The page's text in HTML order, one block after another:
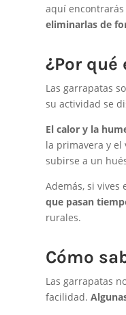
aquí
eliminarlas de
¿Por
Las garrapatas
su actividad se
El calor y la
la primavera y el
subirse a un
Además, si
que pasan
rurales.
Cómo
Las garrapatas
facilidad.